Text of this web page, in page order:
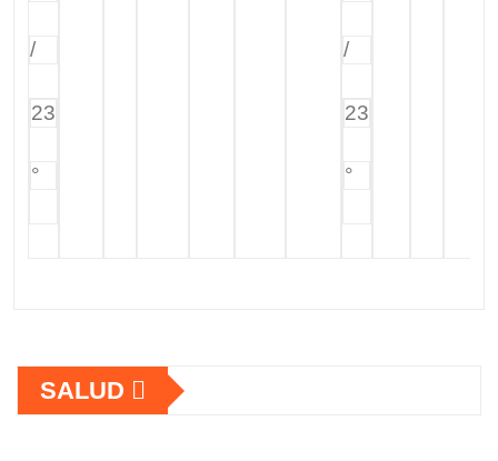
/
23
°
/
23
°
SALUD